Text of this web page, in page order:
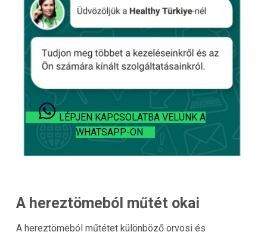
LÉPJEN KAPCSOLATBA VELÜNK A
WHATSAPP-ON
A hereztömeból műtét okai
A hereztömeból műtétet különböző orvosi és